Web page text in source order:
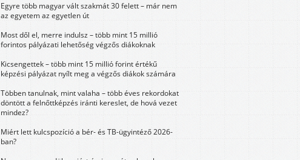
Egyre több magyar vált szakmát 30 felett – már nem
az egyetem az egyetlen út
Most dől el, merre indulsz – több mint 15 millió
forintos pályázati lehetőség végzős diákoknak
Kicsengettek – több mint 15 millió forint értékű
képzési pályázat nyílt meg a végzős diákok számára
Többen tanulnak, mint valaha – több éves rekordokat
döntött a felnőttképzés iránti kereslet, de hová vezet
mindez?
Miért lett kulcspozíció a bér- és TB-ügyintéző 2026-
ban?